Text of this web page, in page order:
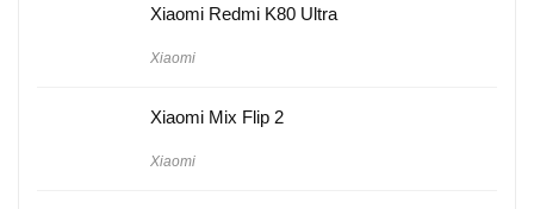
Xiaomi Redmi K80 Ultra
Xiaomi
Xiaomi Mix Flip 2
Xiaomi